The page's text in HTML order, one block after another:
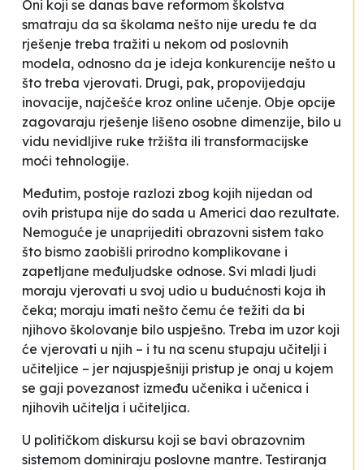
Oni koji se danas bave reformom školstva
smatraju da sa školama nešto nije uredu te da
rješenje treba tražiti u nekom od poslovnih
modela, odnosno da je ideja konkurencije nešto u
što treba vjerovati. Drugi, pak, propovijedaju
inovacije, najčešće kroz online učenje. Obje opcije
zagovaraju rješenje lišeno osobne dimenzije, bilo u
vidu nevidljive ruke tržišta ili transformacijske
moći tehnologije.
Međutim, postoje razlozi zbog kojih nijedan od
ovih pristupa nije do sada u Americi dao rezultate.
Nemoguće je unaprijediti obrazovni sistem tako
što bismo zaobišli prirodno komplikovane i
zapetljane međuljudske odnose. Svi mladi ljudi
moraju vjerovati u svoj udio u budućnosti koja ih
čeka; moraju imati nešto čemu će težiti da bi
njihovo školovanje bilo uspješno. Treba im uzor koji
će vjerovati u njih – i tu na scenu stupaju učitelji i
učiteljice – jer najuspješniji pristup je onaj u kojem
se gaji povezanost između učenika i učenica i
njihovih učitelja i učiteljica.
U političkom diskursu koji se bavi obrazovnim
sistemom dominiraju poslovne mantre. Testiranja